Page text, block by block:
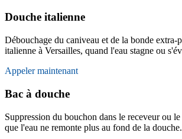
Douche italienne
Débouchage du caniveau et de la bonde extra-
italienne à Versailles, quand l'eau stagne ou
Appeler maintenant
Bac à douche
Suppression du bouchon dans le receveur ou
que l'eau ne remonte plus au fond de la douche.